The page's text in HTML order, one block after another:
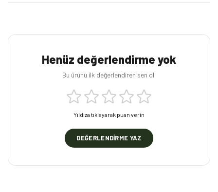
Henüz değerlendirme yok
Bu ürünü ilk değerlendiren sen ol.
Yıldıza tıklayarak puan verin
DEĞERLENDIRME YAZ